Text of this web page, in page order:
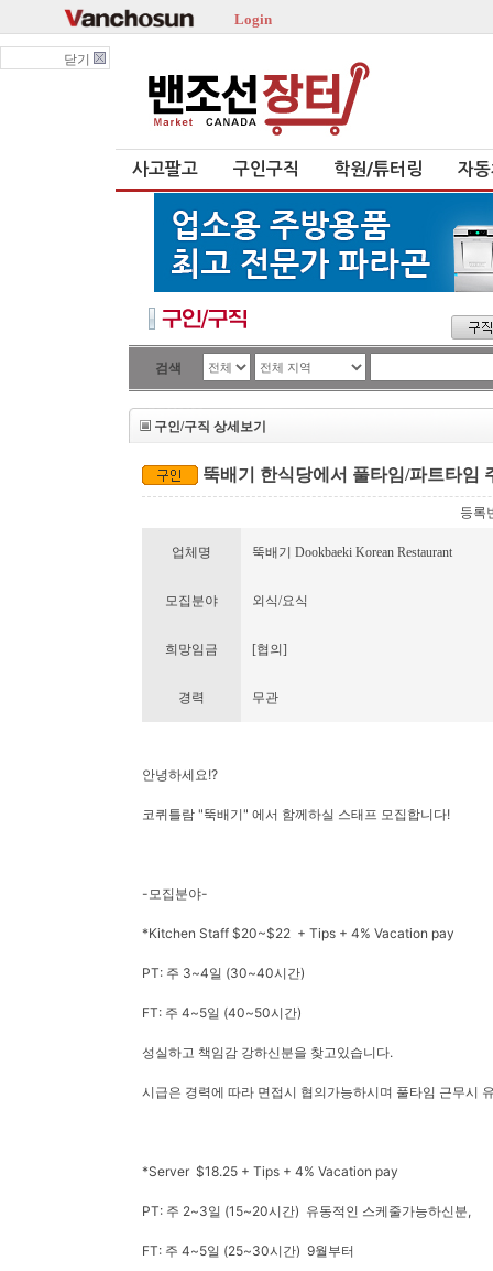
Login
닫기
사고팔고 구인구직 학원/튜터링 자
검색
구인/구직 상세보기
뚝배기 한식당에서 풀타임/파트타임
등록
업체명 뚝배기 Dookbaeki Korean Restaurant
모집분야 외식/요식
희망임금 [협의]
경력 무관
안녕하세요!?
코퀴틀람 "뚝배기" 에서 함께하실 스태프 모집합니다!
-모집분야-
*Kitchen Staff $20~$22 + Tips + 4% Vacation pay
PT: 주 3~4일 (30~40시간)
FT: 주 4~5일 (40~50시간)
성실하고 책임감 강하신분을 찾고있습니다.
시급은 경력에 따라 면접시 협의가능하시며 풀타임 근무시
*Server $18.25 + Tips + 4% Vacation pay
PT: 주 2~3일 (15~20시간) 유동적인 스케줄가능하신분,
FT: 주 4~5일 (25~30시간) 9월부터